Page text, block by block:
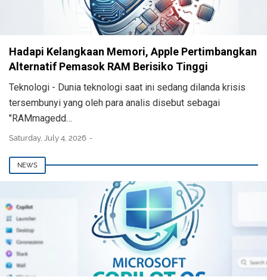
Hadapi Kelangkaan Memori, Apple Pertimbangkan
Alternatif Pemasok RAM Berisiko Tinggi
Teknologi - Dunia teknologi saat ini sedang dilanda krisis
tersembunyi yang oleh para analis disebut sebagai
"RAMmagedd…
Saturday, July 4, 2026
NEWS